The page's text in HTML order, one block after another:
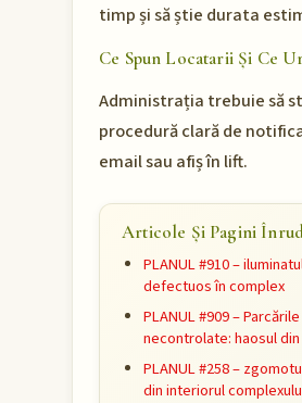
timp și să știe durata
Ce Spun Locatarii Și Ce
Administrația trebuie să
procedură clară de
email sau afiș în lift.
Articole Și Pagini
PLANUL #910 –
defectuos în complex
PLANUL #909 – Parcările
necontrolate: haosul
PLANUL #258 –
din interiorul